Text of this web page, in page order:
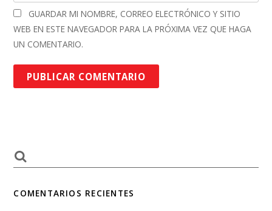
GUARDAR MI NOMBRE, CORREO ELECTRÓNICO Y SITIO
WEB EN ESTE NAVEGADOR PARA LA PRÓXIMA VEZ QUE HAGA
UN COMENTARIO.
COMENTARIOS RECIENTES